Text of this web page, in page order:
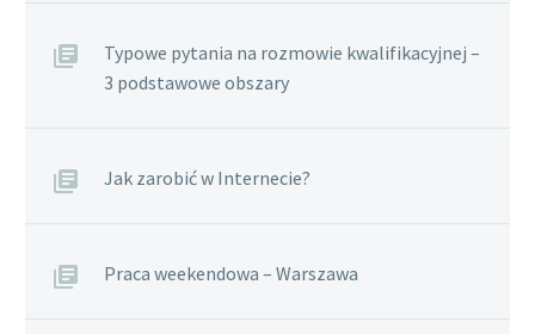
Typowe pytania na rozmowie kwalifikacyjnej –
3 podstawowe obszary
Jak zarobić w Internecie?
Praca weekendowa – Warszawa